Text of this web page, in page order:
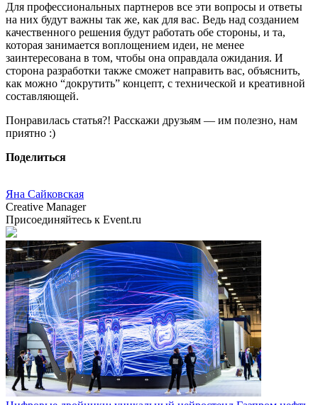
Для профессиональных партнеров все эти вопросы и ответы
на них будут важны так же, как для вас. Ведь над созданием
качественного решения будут работать обе стороны, и та,
которая занимается воплощением идеи, не менее
заинтересована в том, чтобы она оправдала ожидания. И
сторона разработки также сможет направить вас, объяснить,
как можно “докрутить” концепт, с технической и креативной
составляющей.
Понравилась статья?! Расскажи друзьям — им полезно, нам
приятно :)
Поделиться
Яна Сайковская
Creative Manager
Присоединяйтесь к Event.ru